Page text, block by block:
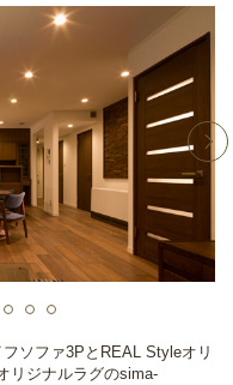
ソファ3PとREAL Styleオリ
リジナルラグのsima-